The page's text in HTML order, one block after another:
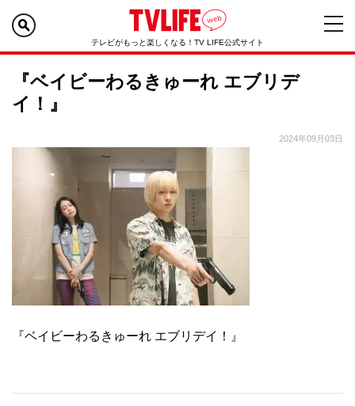
テレビがもっと楽しくなる！TV LIFE公式サイト
『ベイビーわるきゅーれ エブリデ
イ！』
2024年09月03日
『ベイビーわるきゅーれ エブリデイ！』